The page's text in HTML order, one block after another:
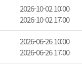
2026-10-02 10:00
2026-10-02 17:00
2026-06-26 10:00
2026-06-26 17:00